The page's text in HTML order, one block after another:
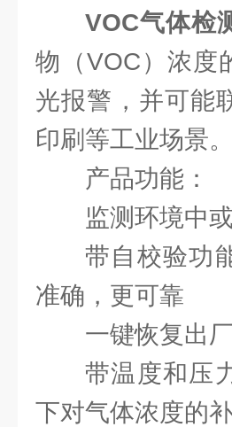
VOC气体检
物（VOC）浓度
光报警，并可能
印刷等工业场景。
产品功能：
监测环境中
带自校验功
准确，更可靠
一键恢复出
带温度和压
下对气体浓度的